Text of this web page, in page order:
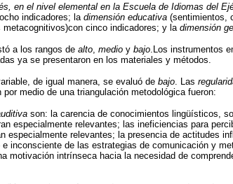
en el nivel elemental en la Escuela de Idiomas del
indicadores; la dimensión educativa (sentimientos,
cinco indicadores; y la dimensión
a los rangos de alto medio y bajo .Los instrumentos
ya se presentaron en los materiales y métodos.
de igual manera, se evaluó de bajo . Las
medio de una triangulación metodológica fueron:
son: la carencia de conocimientos lingüísticos,
especialmente relevantes; las ineficiencias para
especialmente relevantes; la presencia de actitudes
inconsciente de las estrategias de comunicación y
motivación intrínseca hacia la necesidad de